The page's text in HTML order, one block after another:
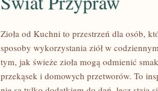
Zioła od Kuchni to przestrzeń dla osób,
sposoby wykorzystania ziół w
tym, jak świeże zioła mogą odmienić
przekąsek i domowych przetworów. To